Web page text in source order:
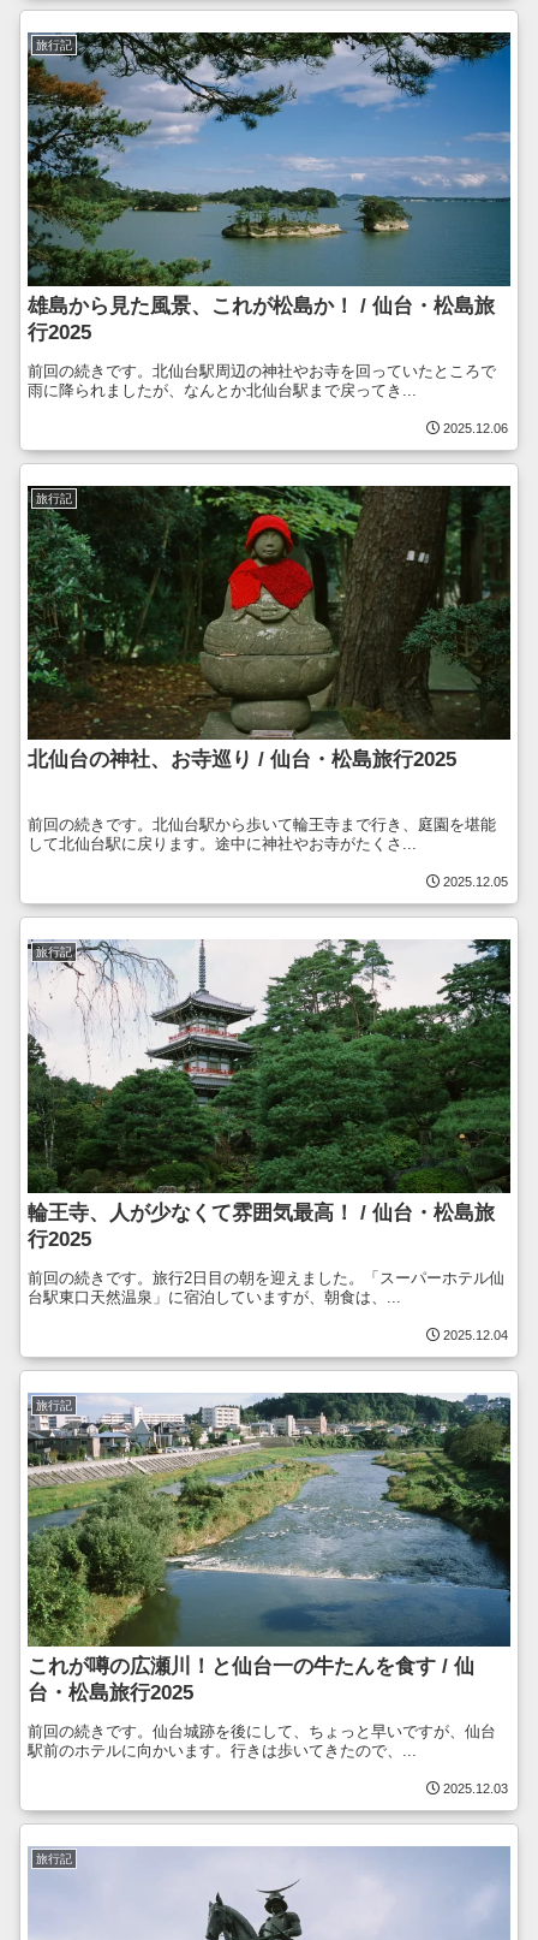
旅行記
雄島から見た風景、これが松島か！ / 仙台・松島旅
行2025
前回の続きです。北仙台駅周辺の神社やお寺を回っていたところで
雨に降られましたが、なんとか北仙台駅まで戻ってき...
2025.12.06
旅行記
北仙台の神社、お寺巡り / 仙台・松島旅行2025
前回の続きです。北仙台駅から歩いて輪王寺まで行き、庭園を堪能
して北仙台駅に戻ります。途中に神社やお寺がたくさ...
2025.12.05
旅行記
輪王寺、人が少なくて雰囲気最高！ / 仙台・松島旅
行2025
前回の続きです。旅行2日目の朝を迎えました。「スーパーホテル仙
台駅東口天然温泉」に宿泊していますが、朝食は、...
2025.12.04
旅行記
これが噂の広瀬川！と仙台一の牛たんを食す / 仙
台・松島旅行2025
前回の続きです。仙台城跡を後にして、ちょっと早いですが、仙台
駅前のホテルに向かいます。行きは歩いてきたので、...
2025.12.03
旅行記